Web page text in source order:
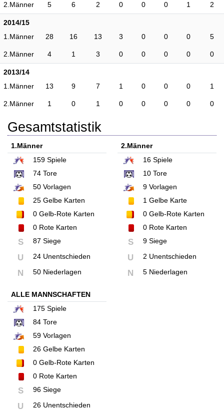
2.Männer 5 6 2 0 0 0 1 2
2014/15
1.Männer
28 16 13 3 0 0 0 5
2.Männer 4 1 3 0 0 0 0 0
2013/14
1.Männer
13 9 7 1 0 0 0 1
2.Männer 1 0 1 0 0 0 0 0
Gesamtstatistik
1.Männer
159 Spiele
74 Tore
50 Vorlagen
25 Gelbe Karten
0 Gelb-Rote Karten
0 Rote Karten
S 87 Siege
U 24 Unentschieden
N 50 Niederlagen
2.Männer
16Spiele
10Tore
9Vorlagen
1Gelbe Karte
0Gelb-Rote Karten
0Rote Karten
S 9 Siege
U 2 Unentschieden
N 5 Niederlagen
ALLE MANNSCHAFTEN
175 Spiele
84 Tore
59 Vorlagen
26 Gelbe Karten
0 Gelb-Rote Karten
0 Rote Karten
S 96 Siege
U 26 Unentschieden